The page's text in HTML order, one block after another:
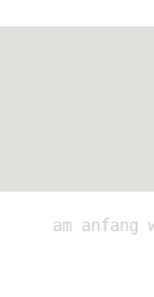
am anfang